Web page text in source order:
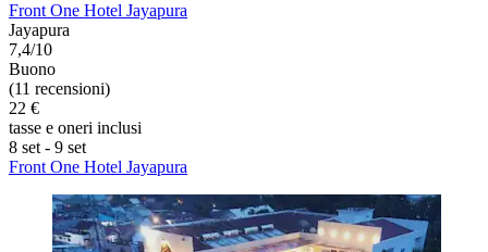
Front One Hotel Jayapura
Jayapura
7,4/10
Buono
(11 recensioni)
22 €
tasse e oneri inclusi
8 set - 9 set
Front One Hotel Jayapura